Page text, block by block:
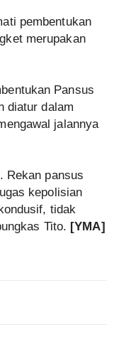
pembentukan
merupakan
Pansus
diatur dalam
jalannya
Rekan pansus
kepolisian
tidak
Tito. [YMA]